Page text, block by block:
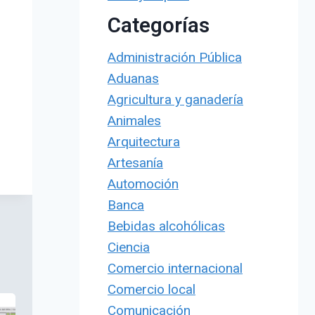
Categorías
Administración Pública
Aduanas
Agricultura y ganadería
Animales
Arquitectura
Artesanía
Automoción
Banca
Bebidas alcohólicas
Ciencia
Comercio internacional
Comercio local
Comunicación